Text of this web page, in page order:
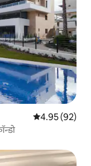
औसत रेटिंग 5 में
4.95 (92)